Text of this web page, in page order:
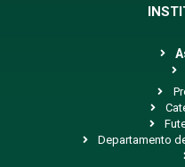
Departamento